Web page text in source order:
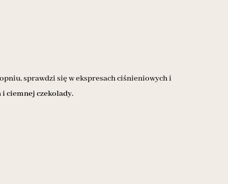
sprawdzi się w ekspresach ciśnieniowych i
ciemnej czekolady.